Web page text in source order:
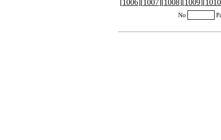
[1006][1007][1008][1009][1010
No